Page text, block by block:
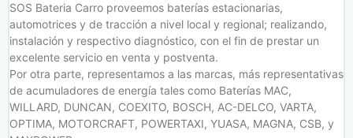
SOS Bateria Carro proveemos baterías estacionarias,
automotrices y de tracción a nivel local y regional; realizando,
instalación y respectivo diagnóstico, con el fin de prestar un
excelente servicio en venta y postventa.
Por otra parte, representamos a las marcas, más representativas
de acumuladores de energía tales como Baterías MAC,
WILLARD, DUNCAN, COEXITO, BOSCH, AC-DELCO, VARTA,
OPTIMA, MOTORCRAFT, POWERTAXI, YUASA, MAGNA, CSB, y